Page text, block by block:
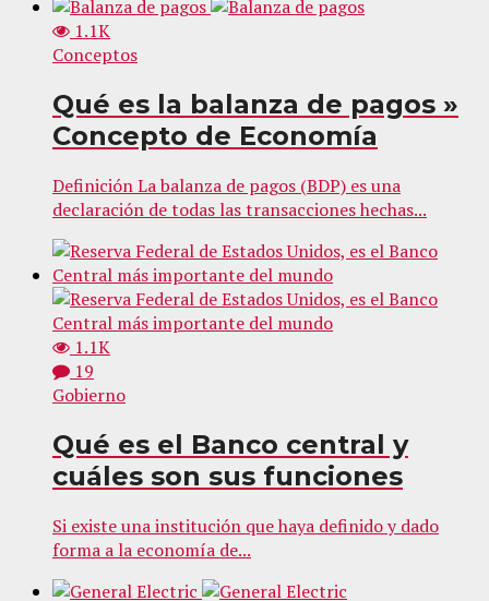
1.1K
Conceptos
Qué es la balanza de pagos »
Concepto de Economía
Definición La balanza de pagos (BDP) es una
declaración de todas las transacciones hechas...
1.1K
19
Gobierno
Qué es el Banco central y
cuáles son sus funciones
Si existe una institución que haya definido y dado
forma a la economía de...